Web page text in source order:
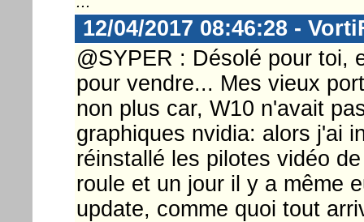
12/04/2017 08:46:28 -
@SYPER : Désolé pour toi,
pour vendre... Mes vieux
non plus car, W10 n'avait
graphiques nvidia: alors j'ai
réinstallé les pilotes vidéo
roule et un jour il y a même
update, comme quoi tout